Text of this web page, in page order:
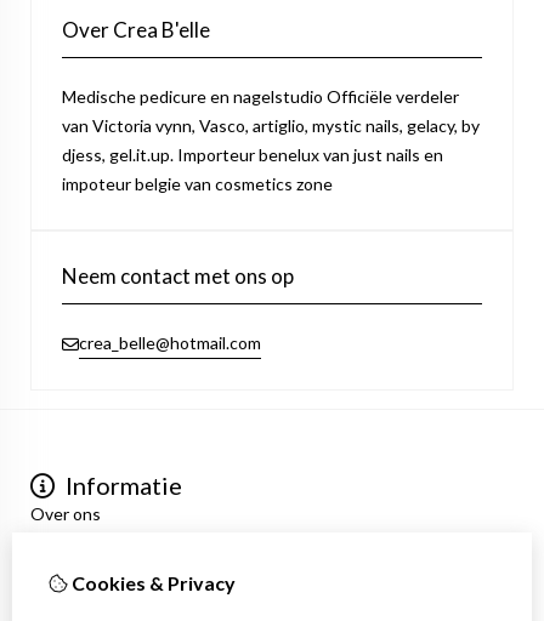
Over Crea B'elle
Medische pedicure en nagelstudio Officiële verdeler
van Victoria vynn, Vasco, artiglio, mystic nails, gelacy, by
djess, gel.it.up. Importeur benelux van just nails en
impoteur belgie van cosmetics zone
Neem contact met ons op
crea_belle@hotmail.com
Informatie
Over ons
Algemene voorwaarden
Mijn account
Cookies & Privacy